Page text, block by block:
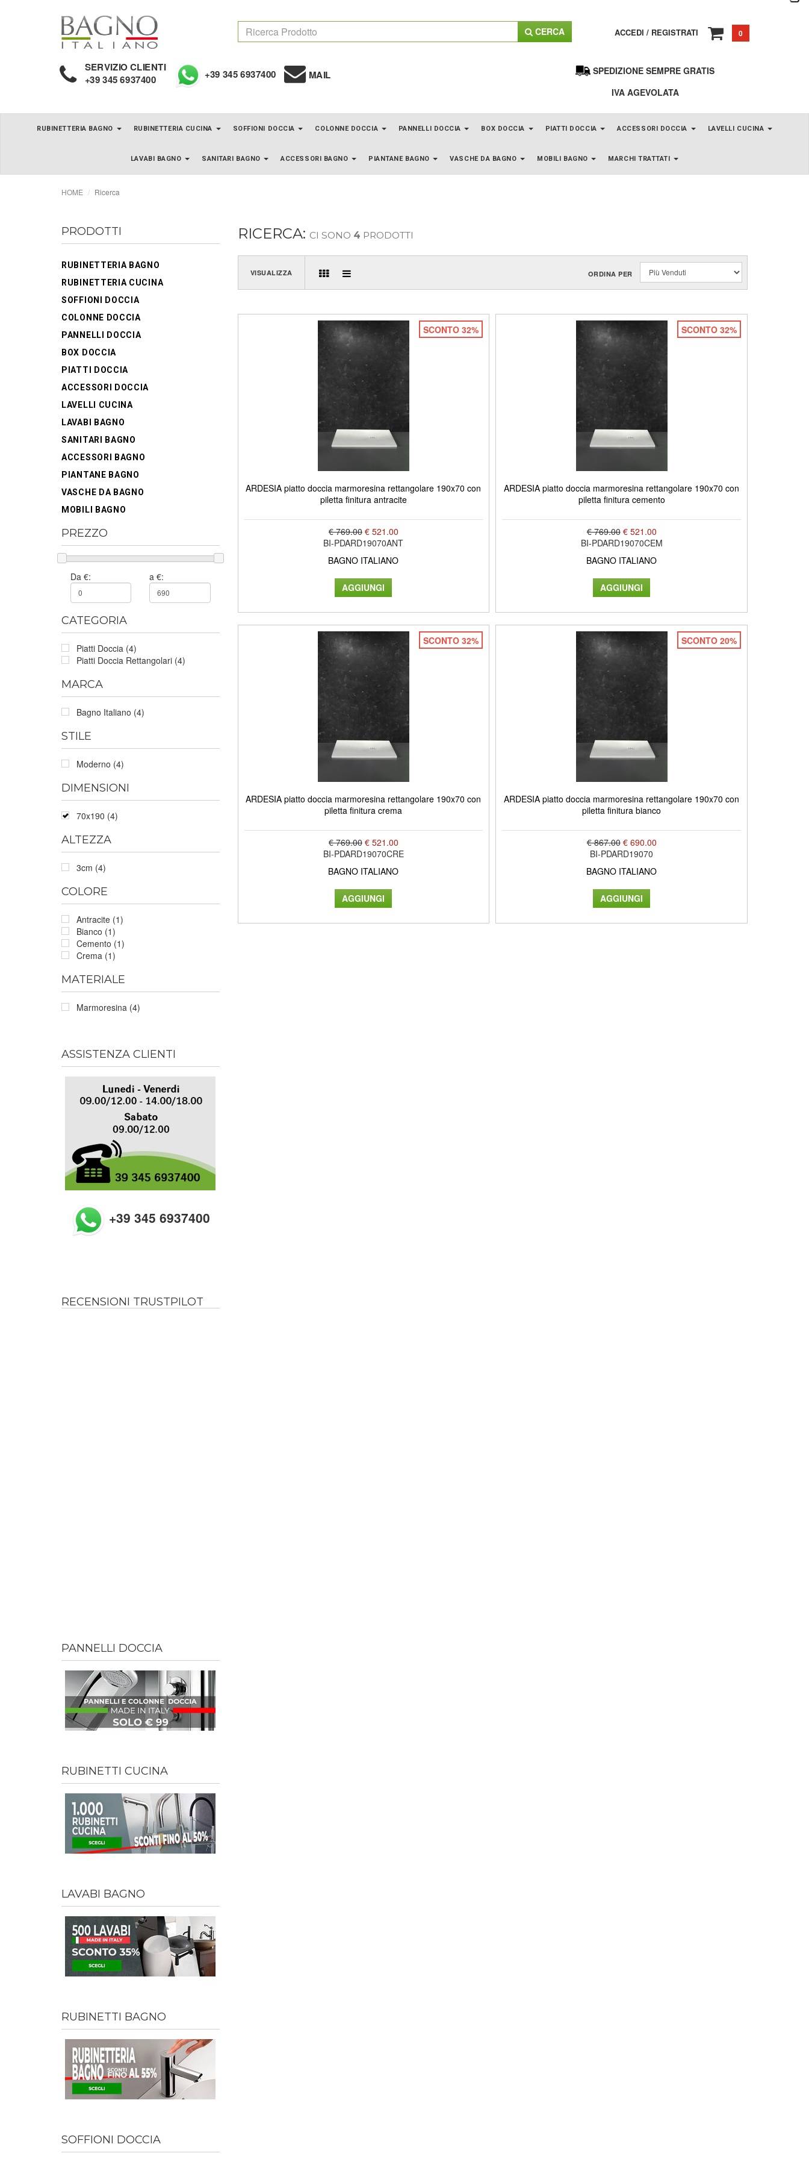
CERCA ACCEDI / REGISTRATI 0
SERVIZIO CLIENTI
+39 345 6937400 +39 345 6937400 MAIL
SPEDIZIONE SEMPRE GRATIS
IVA AGEVOLATA
RUBINETTERIA BAGNO RUBINETTERIA CUCINA SOFFIONI DOCCIA COLONNE DOCCIA PANNELLI DOCCIA BOX DOCCIA PIATTI DOCCIA ACCESSORI DOCCIA LAVELLI CUCINA
LAVABI BAGNO SANITARI BAGNO ACCESSORI BAGNO PIANTANE BAGNO VASCHE DA BAGNO MOBILI BAGNO MARCHI TRATTATI
HOME Ricerca
PRODOTTI
RUBINETTERIA BAGNO
RUBINETTERIA CUCINA
SOFFIONI DOCCIA
COLONNE DOCCIA
PANNELLI DOCCIA
BOX DOCCIA
PIATTI DOCCIA
ACCESSORI DOCCIA
LAVELLI CUCINA
LAVABI BAGNO
SANITARI BAGNO
ACCESSORI BAGNO
PIANTANE BAGNO
VASCHE DA BAGNO
MOBILI BAGNO
PREZZO
Da €: a €:
CATEGORIA
Piatti Doccia (4)
Piatti Doccia Rettangolari (4)
MARCA
Bagno Italiano (4)
STILE
Moderno (4)
DIMENSIONI
70x190 (4)
ALTEZZA
3cm (4)
COLORE
Antracite (1)
Bianco (1)
Cemento (1)
Crema (1)
MATERIALE
Marmoresina (4)
ASSISTENZA CLIENTI
+39 345 6937400
RECENSIONI TRUSTPILOT
PANNELLI DOCCIA
RUBINETTI CUCINA
LAVABI BAGNO
RUBINETTI BAGNO
SOFFIONI DOCCIA
RICERCA: CI SONO 4 PRODOTTI
VISUALIZZA ORDINA PER
SCONTO 32%
ARDESIA piatto doccia marmoresina rettangolare 190x70 con
piletta finitura antracite
€ 769.00 € 521.00
BI-PDARD19070ANT
BAGNO ITALIANO
SCONTO 32%
ARDESIA piatto doccia marmoresina rettangolare 190x70 con
piletta finitura cemento
€ 769.00 € 521.00
BI-PDARD19070CEM
BAGNO ITALIANO
SCONTO 32%
ARDESIA piatto doccia marmoresina rettangolare 190x70 con
piletta finitura crema
€ 769.00 € 521.00
BI-PDARD19070CRE
BAGNO ITALIANO
SCONTO 20%
ARDESIA piatto doccia marmoresina rettangolare 190x70 con
piletta finitura bianco
€ 867.00 € 690.00
BI-PDARD19070
BAGNO ITALIANO